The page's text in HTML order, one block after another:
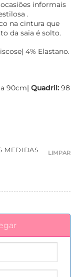
ocasiões informais
.
na cintura que
da saia é solto.
4% Elastano.
90cm| Quadril: 98
MEDIDAS LIMPAR